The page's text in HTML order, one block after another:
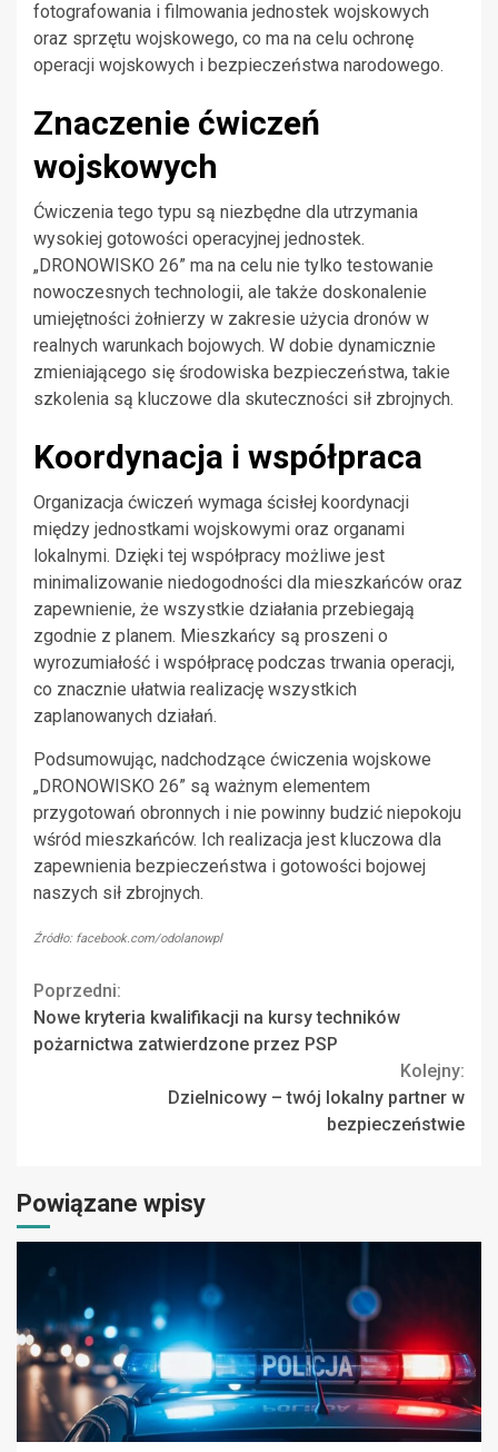
fotografowania i filmowania jednostek wojskowych
oraz sprzętu wojskowego, co ma na celu ochronę
operacji wojskowych i bezpieczeństwa narodowego.
Znaczenie ćwiczeń
wojskowych
Ćwiczenia tego typu są niezbędne dla utrzymania
wysokiej gotowości operacyjnej jednostek.
„DRONOWISKO 26” ma na celu nie tylko testowanie
nowoczesnych technologii, ale także doskonalenie
umiejętności żołnierzy w zakresie użycia dronów w
realnych warunkach bojowych. W dobie dynamicznie
zmieniającego się środowiska bezpieczeństwa, takie
szkolenia są kluczowe dla skuteczności sił zbrojnych.
Koordynacja i współpraca
Organizacja ćwiczeń wymaga ścisłej koordynacji
między jednostkami wojskowymi oraz organami
lokalnymi. Dzięki tej współpracy możliwe jest
minimalizowanie niedogodności dla mieszkańców oraz
zapewnienie, że wszystkie działania przebiegają
zgodnie z planem. Mieszkańcy są proszeni o
wyrozumiałość i współpracę podczas trwania operacji,
co znacznie ułatwia realizację wszystkich
zaplanowanych działań.
Podsumowując, nadchodzące ćwiczenia wojskowe
„DRONOWISKO 26” są ważnym elementem
przygotowań obronnych i nie powinny budzić niepokoju
wśród mieszkańców. Ich realizacja jest kluczowa dla
zapewnienia bezpieczeństwa i gotowości bojowej
naszych sił zbrojnych.
Źródło: facebook.com/odolanowpl
Continue
Reading
Poprzedni:
Nowe kryteria kwalifikacji na kursy techników
pożarnictwa zatwierdzone przez PSP
Kolejny:
Dzielnicowy – twój lokalny partner w
bezpieczeństwie
Powiązane wpisy